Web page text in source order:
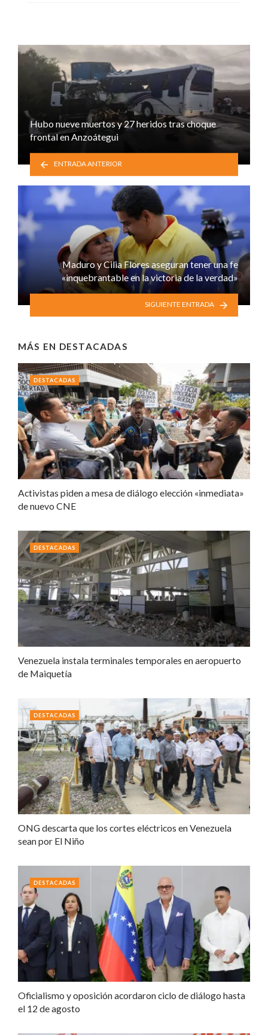
Hubo nueve muertos y 27 heridos tras choque
frontal en Anzoátegui
ENTRADA ANTERIOR
Maduro y Cilia Flores aseguran tener una fe
«inquebrantable en la victoria de la verdad»
SIGUIENTE ENTRADA
MÁS EN DESTACADAS
Activistas piden a mesa de diálogo elección «inmediata»
de nuevo CNE
DESTACADAS
Venezuela instala terminales temporales en aeropuerto
de Maiquetía
DESTACADAS
ONG descarta que los cortes eléctricos en Venezuela
sean por El Niño
DESTACADAS
Oficialismo y oposición acordaron ciclo de diálogo hasta
el 12 de agosto
DESTACADAS